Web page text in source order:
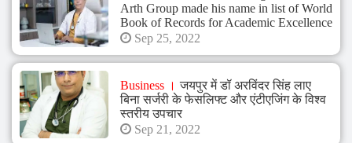
Gold
Medalist
Arth Group made his name in list of World
Book of Records for Academic Excellence
Sep 25, 2022
Business
जयपुर में डॉ अरविंदर सिंह लाए
बिना सर्जरी के फेसलिफ्ट और एंटीएजिंग के विश्व
स्तरीय उपचार
Sep 21, 2022